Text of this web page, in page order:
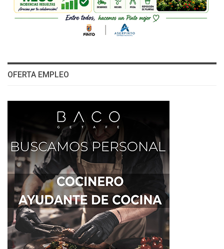
OFERTA EMPLEO